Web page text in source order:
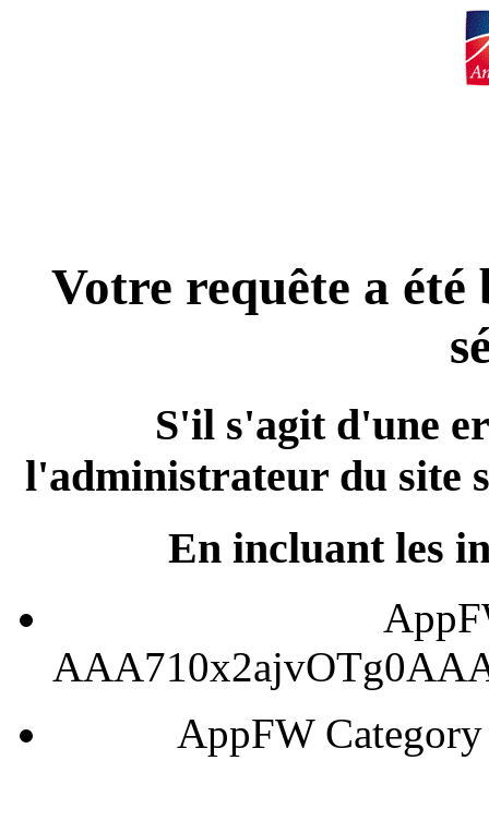
Votre requête a été
S'il s'agit d'une
l'administrateur du site
En incluant les
AppFW